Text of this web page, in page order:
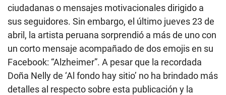
ciudadanas o mensajes motivacionales dirigido a
sus seguidores. Sin embargo, el último jueves 23 de
abril, la artista peruana sorprendió a más de uno con
un corto mensaje acompañado de dos emojis en su
Facebook: “Alzheimer”. A pesar que la recordada
Doña Nelly de ‘Al fondo hay sitio’ no ha brindado más
detalles al respecto sobre esta publicación y la